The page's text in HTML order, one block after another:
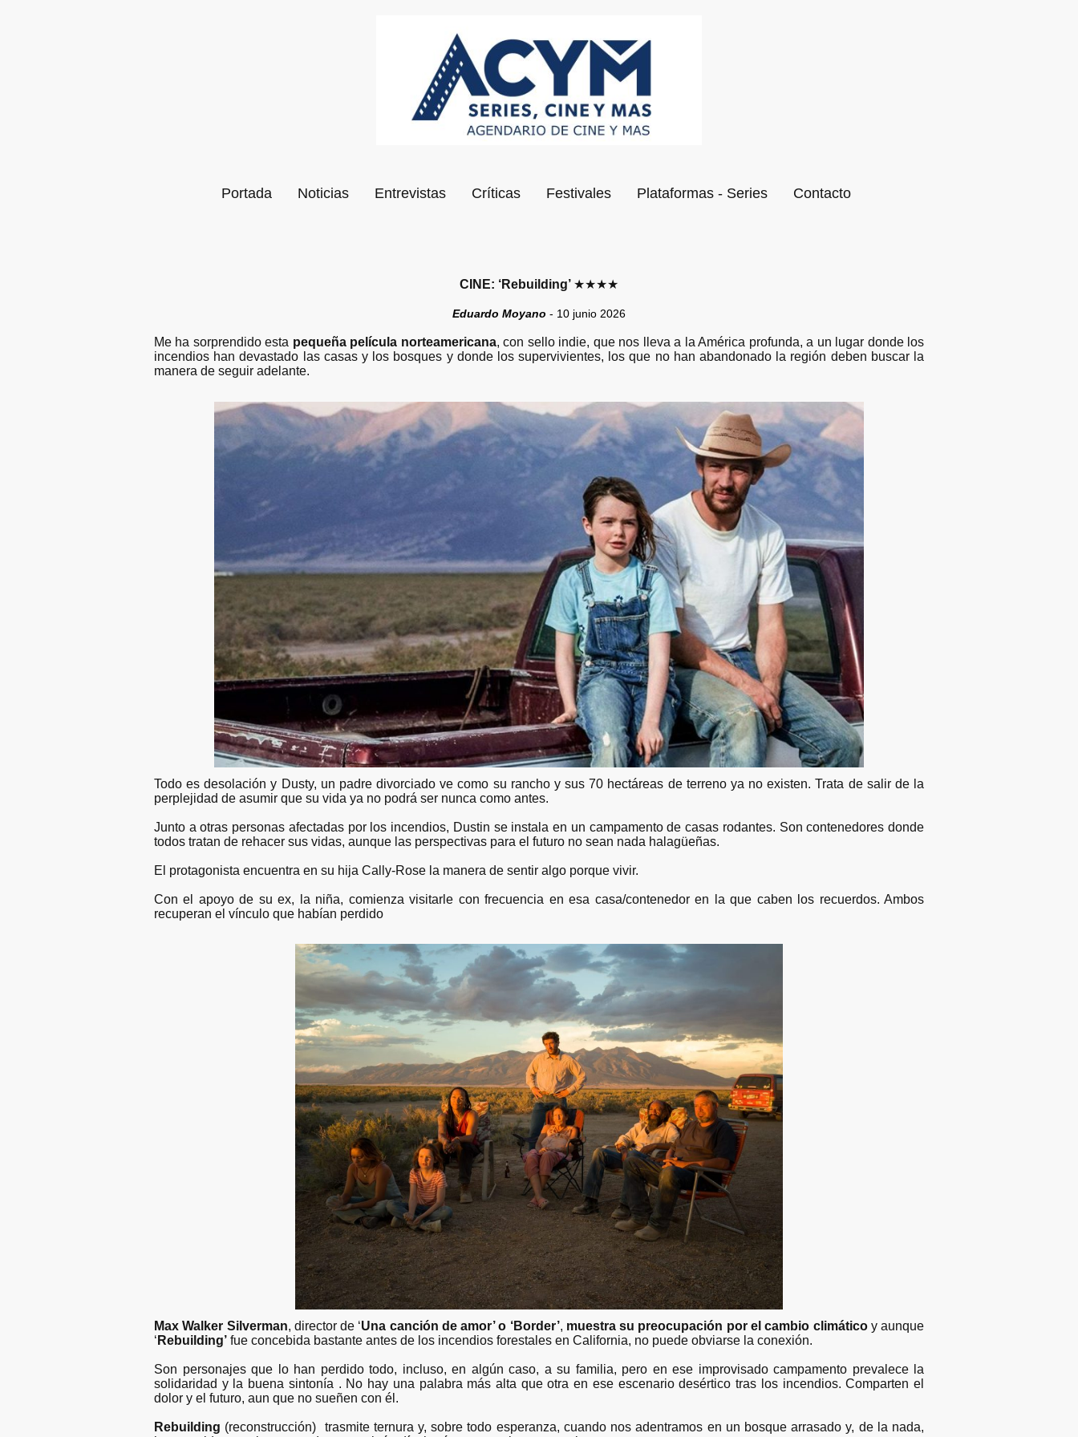
Portada Noticias Entrevistas Críticas Festivales Plataformas - Series Contacto
CINE: ‘Rebuilding’ ★★★★
Eduardo Moyano - 10 junio 2026
Me ha sorprendido esta pequeña película norteamericana, con sello indie, que nos lleva a la América profunda, a un lugar donde los
incendios han devastado las casas y los bosques y donde los supervivientes, los que no han abandonado la región deben buscar la
manera de seguir adelante.
Todo es desolación y Dusty, un padre divorciado ve como su rancho y sus 70 hectáreas de terreno ya no existen. Trata de salir de la
perplejidad de asumir que su vida ya no podrá ser nunca como antes.
Junto a otras personas afectadas por los incendios, Dustin se instala en un campamento de casas rodantes. Son contenedores donde
todos tratan de rehacer sus vidas, aunque las perspectivas para el futuro no sean nada halagüeñas.
El protagonista encuentra en su hija Cally-Rose la manera de sentir algo porque vivir.
Con el apoyo de su ex, la niña, comienza visitarle con frecuencia en esa casa/contenedor en la que caben los recuerdos. Ambos
recuperan el vínculo que habían perdido
Max Walker Silverman, director de ‘Una canción de amor’ o ‘Border’, muestra su preocupación por el cambio climáticoy aunque
‘ Rebuilding’ fue concebida bastante antes de los incendios forestales en California, no puede obviarse la conexión.
Son personajes que lo han perdido todo, incluso, en algún caso, a su familia, pero en ese improvisado campamento prevalece la
solidaridad y la buena sintonía . No hay una palabra más alta que otra en ese escenario desértico tras los incendios. Comparten el
dolor y el futuro, aun que no sueñen con él.
Rebuilding (reconstrucción) trasmite ternura y, sobre todo esperanza, cuando nos adentramos en un bosque arrasado y, de la nada,